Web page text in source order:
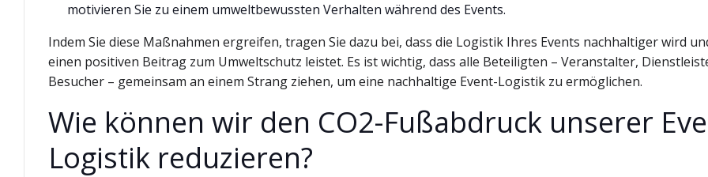
motivieren Sie zu einem umweltbewussten Verhalten während des Events.
Indem Sie diese Maßnahmen ergreifen, tragen Sie dazu bei, dass die Logistik Ihres Events nachhaltiger wird
einen positiven Beitrag zum Umweltschutz leistet. Es ist wichtig, dass alle Beteiligten – Veranstalter,
Besucher – gemeinsam an einem Strang ziehen, um eine nachhaltige Event-Logistik zu ermöglichen.
Wie können wir den CO2-Fußabdruck unserer
Logistik reduzieren?